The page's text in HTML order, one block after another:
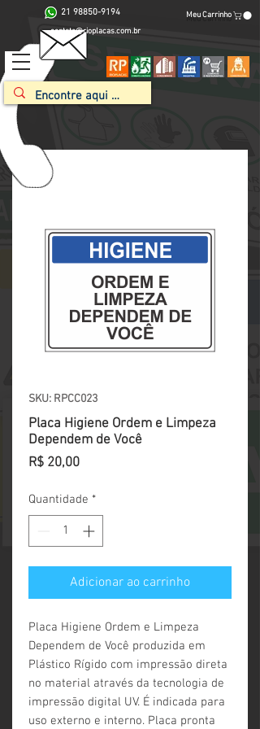
21 98850-9194
contato@rioplacas.com.br
Meu Carrinho
SKU: RPCC023
Placa Higiene Ordem e Limpeza
Dependem de Você
R$ 20,00Preço
Quantidade *
Adicionar ao carrinho
Placa Higiene Ordem e Limpeza
Dependem de Você produzida em
Plástico Rígido com impressão direta
no material através da tecnologia de
impressão digital UV. É indicada para
uso externo e interno. Placa pronta